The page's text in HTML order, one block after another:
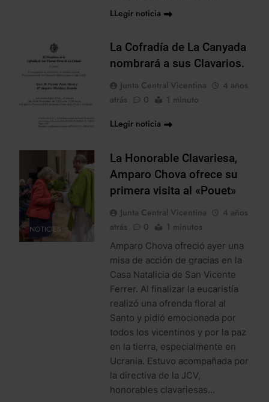
LLegir noticia
NOTICIES
La Cofradía de La Canyada
nombrará a sus Clavarios.
Junta Central Vicentina
4 años
atrás
0
1 minuto
LLegir noticia
NOTICIES
La Honorable Clavariesa,
Amparo Chova ofrece su
primera visita al «Pouet»
Junta Central Vicentina
4 años
atrás
0 1 minutos
Amparo Chova ofreció ayer una
misa de acción de gracias en la
Casa Natalicia de San Vicente
Ferrer. Al finalizar la eucaristía
realizó una ofrenda floral al
Santo y pidió emocionada por
todos los vicentinos y por la paz
en la tierra, especialmente en
Ucrania. Estuvo acompañada por
la directiva de la JCV,
honorables clavariesas…